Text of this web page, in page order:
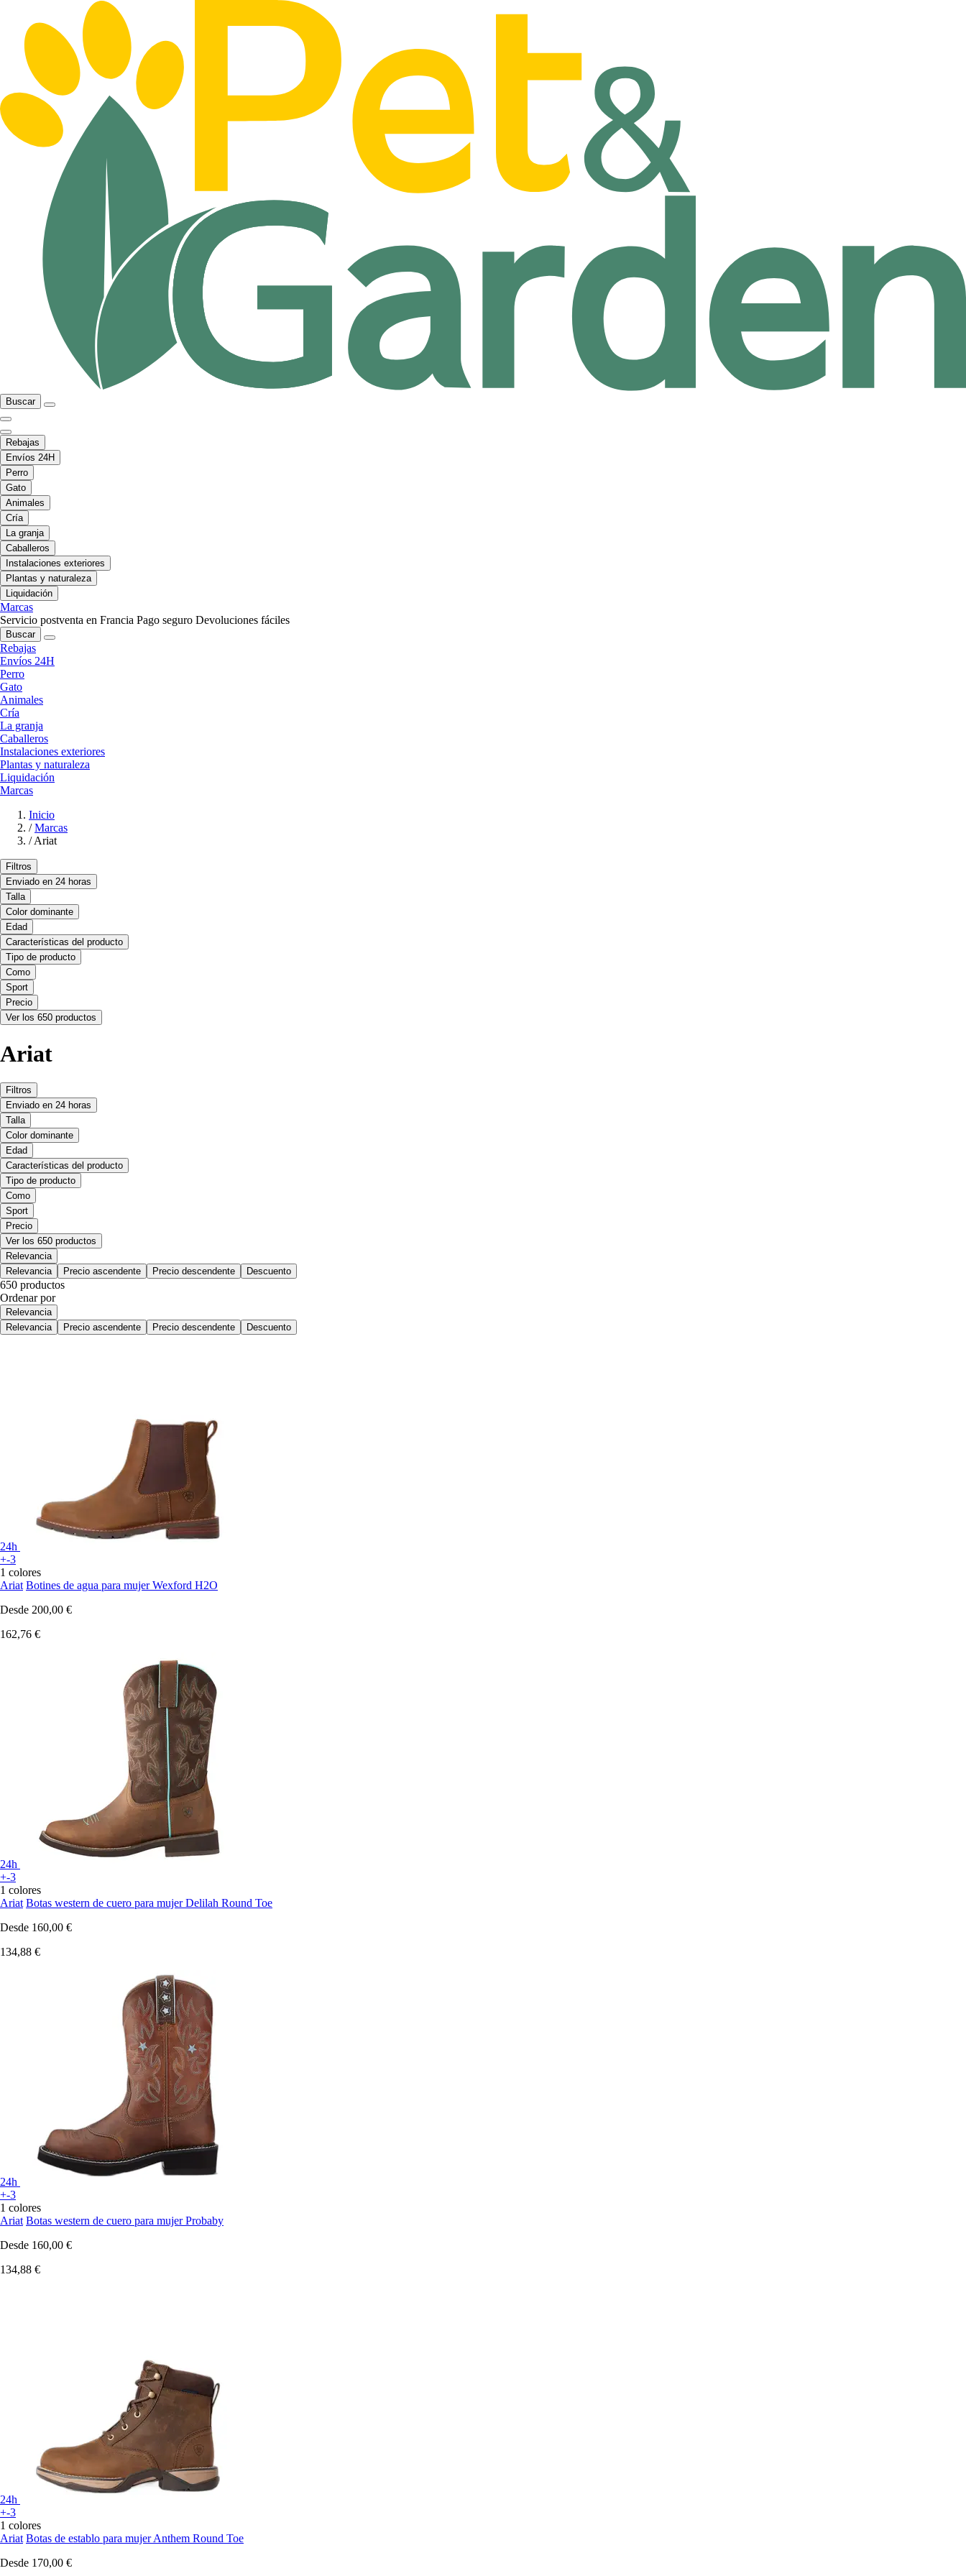
Buscar
Rebajas
Envíos 24H
Perro
Gato
Animales
Cría
La granja
Caballeros
Instalaciones exteriores
Plantas y naturaleza
Liquidación
Marcas
Servicio postventa en Francia Pago seguro Devoluciones fáciles
Buscar
Rebajas
Envíos 24H
Perro
Gato
Animales
Cría
La granja
Caballeros
Instalaciones exteriores
Plantas y naturaleza
Liquidación
Marcas
Inicio
/ Marcas
/ Ariat
Filtros
Enviado en 24 horas
Talla
Color dominante
Edad
Características del producto
Tipo de producto
Como
Sport
Precio
Ver los 650 productos
Ariat
Filtros
Enviado en 24 horas
Talla
Color dominante
Edad
Características del producto
Tipo de producto
Como
Sport
Precio
Ver los 650 productos
Relevancia
Relevancia
Precio ascendente Precio descendente Descuento
650 productos
Ordenar por
Relevancia
Relevancia
Precio ascendente Precio descendente Descuento
24h
+-3
1 colores
Ariat Botines de agua para mujer Wexford H2O
Desde 200,00 €
162,76 €
24h
+-3
1 colores
Ariat Botas western de cuero para mujer Delilah Round Toe
Desde 160,00 €
134,88 €
24h
+-3
1 colores
Ariat Botas western de cuero para mujer Probaby
Desde 160,00 €
134,88 €
24h
+-3
1 colores
Ariat Botas de establo para mujer Anthem Round Toe
Desde 170,00 €